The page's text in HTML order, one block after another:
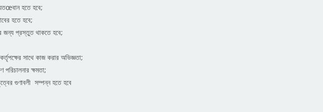
হতে হবে;
হতে হবে;
জন্য প্রস্তুত থাকতে হবে;
সাথে কাজ করার অভিজ্ঞতা;
ক্ষমতা;
গুণাবলী সম্পন্ন হতে হবে